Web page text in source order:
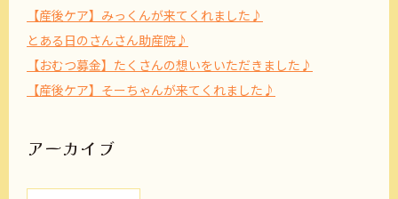
【産後ケア】みっくんが来てくれました♪
とある日のさんさん助産院♪
【おむつ募金】たくさんの想いをいただきました♪
【産後ケア】そーちゃんが来てくれました♪
アーカイブ